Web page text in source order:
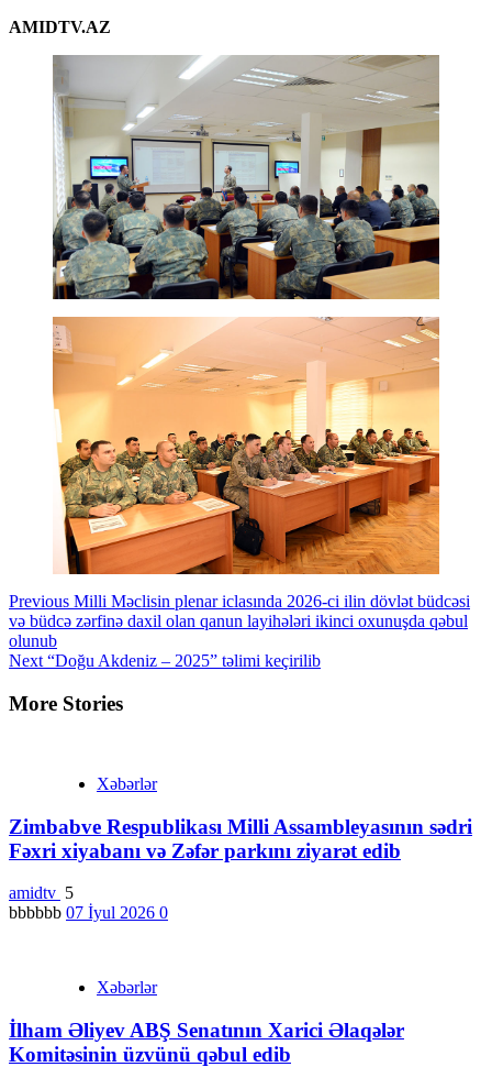
AMIDTV.AZ
Continue
Reading
Previous Milli Məclisin plenar iclasında 2026-ci ilin dövlət büdcəsi
və büdcə zərfinə daxil olan qanun layihələri ikinci oxunuşda qəbul
olunub
Next “Doğu Akdeniz – 2025” təlimi keçirilib
More Stories
Xəbərlər
Zimbabve Respublikası Milli Assambleyasının sədri
Fəxri xiyabanı və Zəfər parkını ziyarət edib
amidtv 5
bbbbbb 07 İyul 2026 0
Xəbərlər
İlham Əliyev ABŞ Senatının Xarici Əlaqələr
Komitəsinin üzvünü qəbul edib